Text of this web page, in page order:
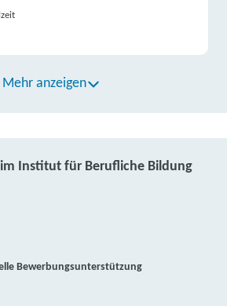
Mehr anzeigen
Institut für Berufliche Bildung
Bewerbungsunterstützung